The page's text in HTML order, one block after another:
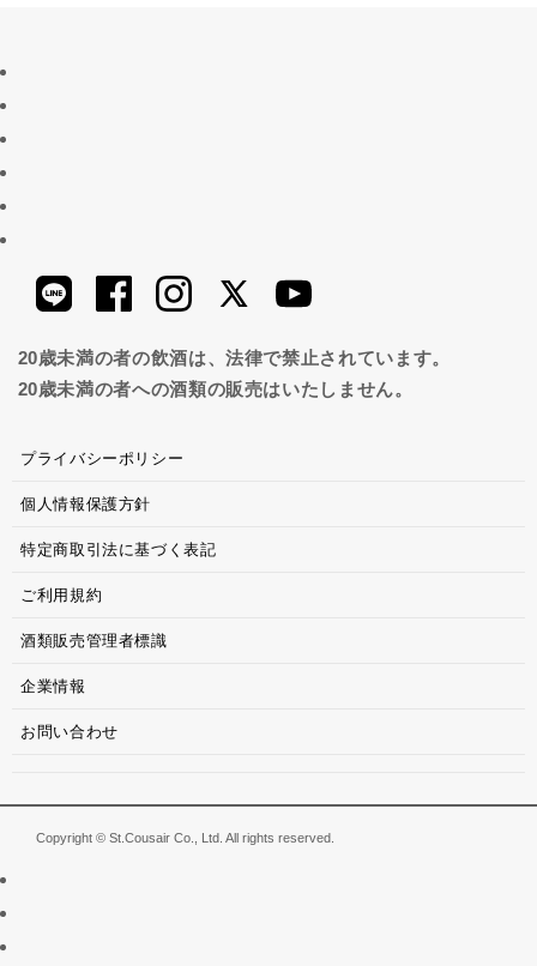
20歳未満の者の飲酒は、法律で禁止されています。
20歳未満の者への酒類の販売はいたしません。
プライバシーポリシー
個人情報保護方針
特定商取引法に基づく表記
ご利用規約
酒類販売管理者標識
企業情報
お問い合わせ
Copyright © St.Cousair Co., Ltd. All rights reserved.